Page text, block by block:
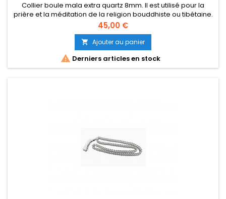
Collier boule mala extra quartz 8mm. Il est utilisé pour la
prière et la méditation de la religion bouddhiste ou tibétaine.
Ce mala est composé de 108 unités de boules de 8 mm et 1
unité de boules de 10 mm. Longueur collier 88cm, longueur
moyenne fermé 44cm.
Prix
45,00 €
 Ajouter au panier
 Derniers articles en stock